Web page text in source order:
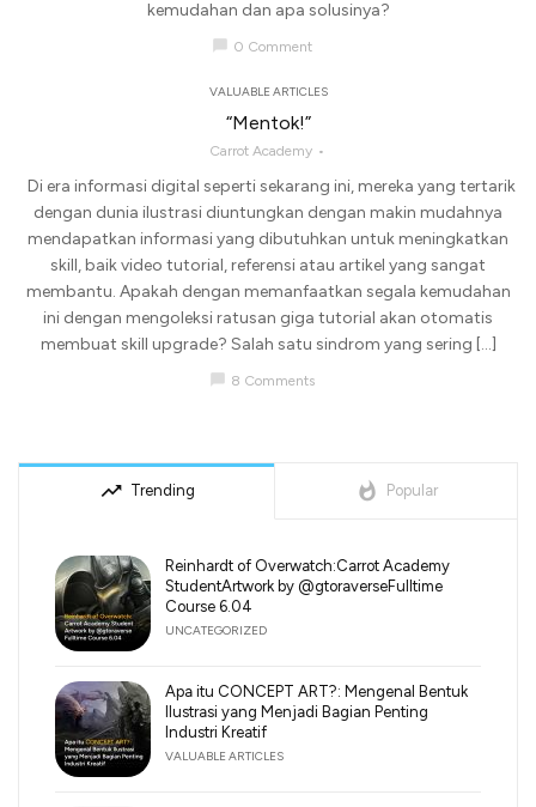
kemudahan dan apa solusinya?
chat_bubble 0 Comment
VALUABLE ARTICLES
“Mentok!”
Carrot Academy
Di era informasi digital seperti sekarang ini, mereka yang tertarik
dengan dunia ilustrasi diuntungkan dengan makin mudahnya
mendapatkan informasi yang dibutuhkan untuk meningkatkan
skill, baik video tutorial, referensi atau artikel yang sangat
membantu. Apakah dengan memanfaatkan segala kemudahan
ini dengan mengoleksi ratusan giga tutorial akan otomatis
membuat skill upgrade? Salah satu sindrom yang sering […]
chat_bubble 8 Comments
trending_up Trending whatshot Popular
Reinhardt of Overwatch:Carrot Academy
StudentArtwork by @gtoraverseFulltime
Course 6.04
UNCATEGORIZED
Apa itu CONCEPT ART?: Mengenal Bentuk
Ilustrasi yang Menjadi Bagian Penting
Industri Kreatif
VALUABLE ARTICLES